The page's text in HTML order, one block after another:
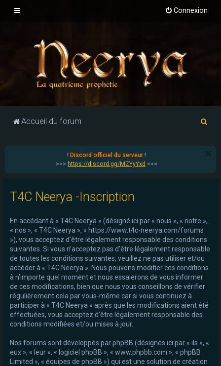
Connexion
Accueil du forum
r
! Discord officiel du serveur!
>>> https://discord.gg/MZYyYxd <<<
T4C Neerya -Inscription
En accédant à « T4C Neerya » (désigné ici par « nous », « notre »,
« nos », « T4C Neerya », « https://www.t4c-neerya.com/forums
»), vous acceptez d’être légalement responsable des conditions
suivantes. Si vous n’acceptez pas d’être légalement responsable
de toutes les conditions suivantes, veuillez ne pas utiliser et/ou
accéder à « T4C Neerya ». Nous pouvons modifier ces conditions
à n’importe quel moment et nous essaierons de vous informer
de ces modifications, bien que nous vous conseillons de vérifier
régulièrement cela par vous-même car si vous continuez à
participer à « T4C Neerya » après que les modifications aient été
effectuées, vous acceptez d’être légalement responsable des
conditions modifiées et/ou mises à jour.
Nos forums sont développés par phpBB (désignés ici par « ils », «
eux », « leur », « logiciel phpBB », « www.phpbb.com », « phpBB
Limited », « équipes de phpBB ») qui est une solution de création